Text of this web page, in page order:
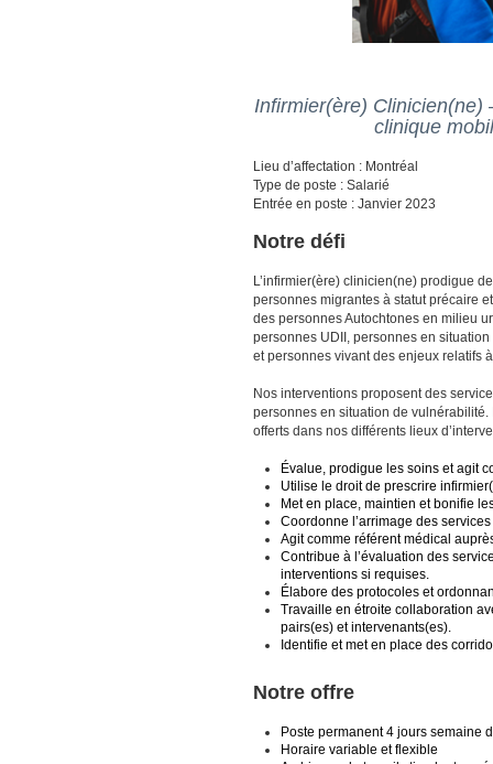
Infirmier(ère) Clinicien(ne)
clinique
Lieu d’affectation : Montréal
Type de poste : Salarié
Entrée en poste : Janvier 2023
Notre défi
L’infirmier(ère) clinicien(ne) prodigue
personnes migrantes à statut précaire
des personnes Autochtones en milieu
personnes UDII, personnes en
et personnes vivant des enjeux relatifs
Nos interventions proposent des
personnes en situation de
offerts dans nos différents lieux
Évalue, prodigue les soins et agit
Utilise le droit de prescrire
Met en place, maintien et bonifie
Coordonne l’arrimage des
Agit comme référent médical
Contribue à l’évaluation des
interventions si requises.
Élabore des protocoles et
Travaille en étroite collaboration
pairs(es) et intervenants(es).
Identifie et met en place des
Notre offre
Poste permanent 4 jours semaine
Horaire variable et flexible